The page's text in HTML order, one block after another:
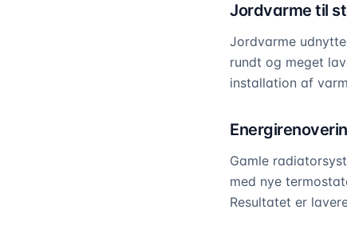
Jordvarme til
Jordvarme
rundt og meget
installation af
Gamle
med nye
Resultatet er